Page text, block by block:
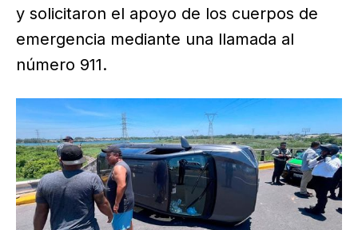
y solicitaron el apoyo de los cuerpos de
emergencia mediante una llamada al
número 911.